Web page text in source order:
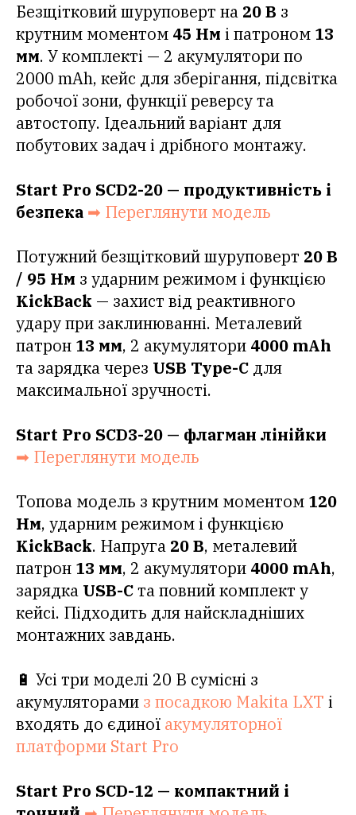
Безщітковий шуруповерт на 20 В з
крутним моментом 45 Нм і патроном 13
мм. У комплекті — 2 акумулятори по
2000 mAh, кейс для зберігання, підсвітка
робочої зони, функції реверсу та
автостопу. Ідеальний варіант для
побутових задач і дрібного монтажу.
Start Pro SCD2-20 — продуктивність і
безпека ➡ Переглянути модель
Потужний безщітковий шуруповерт 20 В
/ 95 Нм з ударним режимом і функцією
KickBack — захист від реактивного
удару при заклинюванні. Металевий
патрон 13 мм, 2 акумулятори 4000 mAh
та зарядка через USB Type-C для
максимальної зручності.
Start Pro SCD3-20 — флагман лінійки
➡ Переглянути модель
Топова модель з крутним моментом 120
Нм, ударним режимом і функцією
KickBack. Напруга 20 В, металевий
патрон 13 мм, 2 акумулятори 4000 mAh,
зарядка USB-Cта повний комплект у
кейсі. Підходить для найскладніших
монтажних завдань.
🔋 Усі три моделі 20 В сумісні з
акумуляторами з посадкою Makita LXT і
входять до єдиної акумуляторної
платформи Start Pro
Start Pro SCD-12 — компактний і